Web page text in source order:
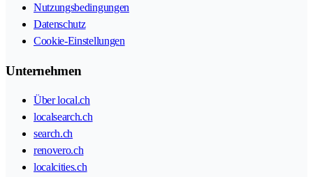
Nutzungsbedingungen
Datenschutz
Cookie-Einstellungen
Unternehmen
Über local.ch
localsearch.ch
search.ch
renovero.ch
localcities.ch